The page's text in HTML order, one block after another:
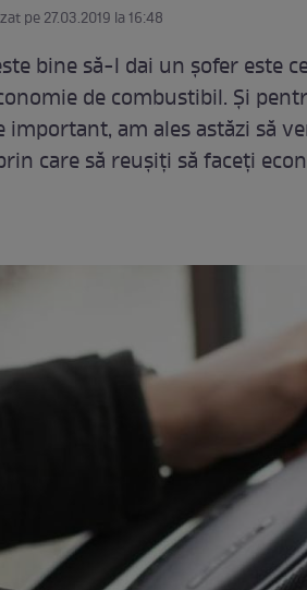
pe 27.03.2019 la 16:48
bine să-l dai un şofer este
de combustibil. Şi
important, am ales astăzi să
care să reuşiţi să faceţi